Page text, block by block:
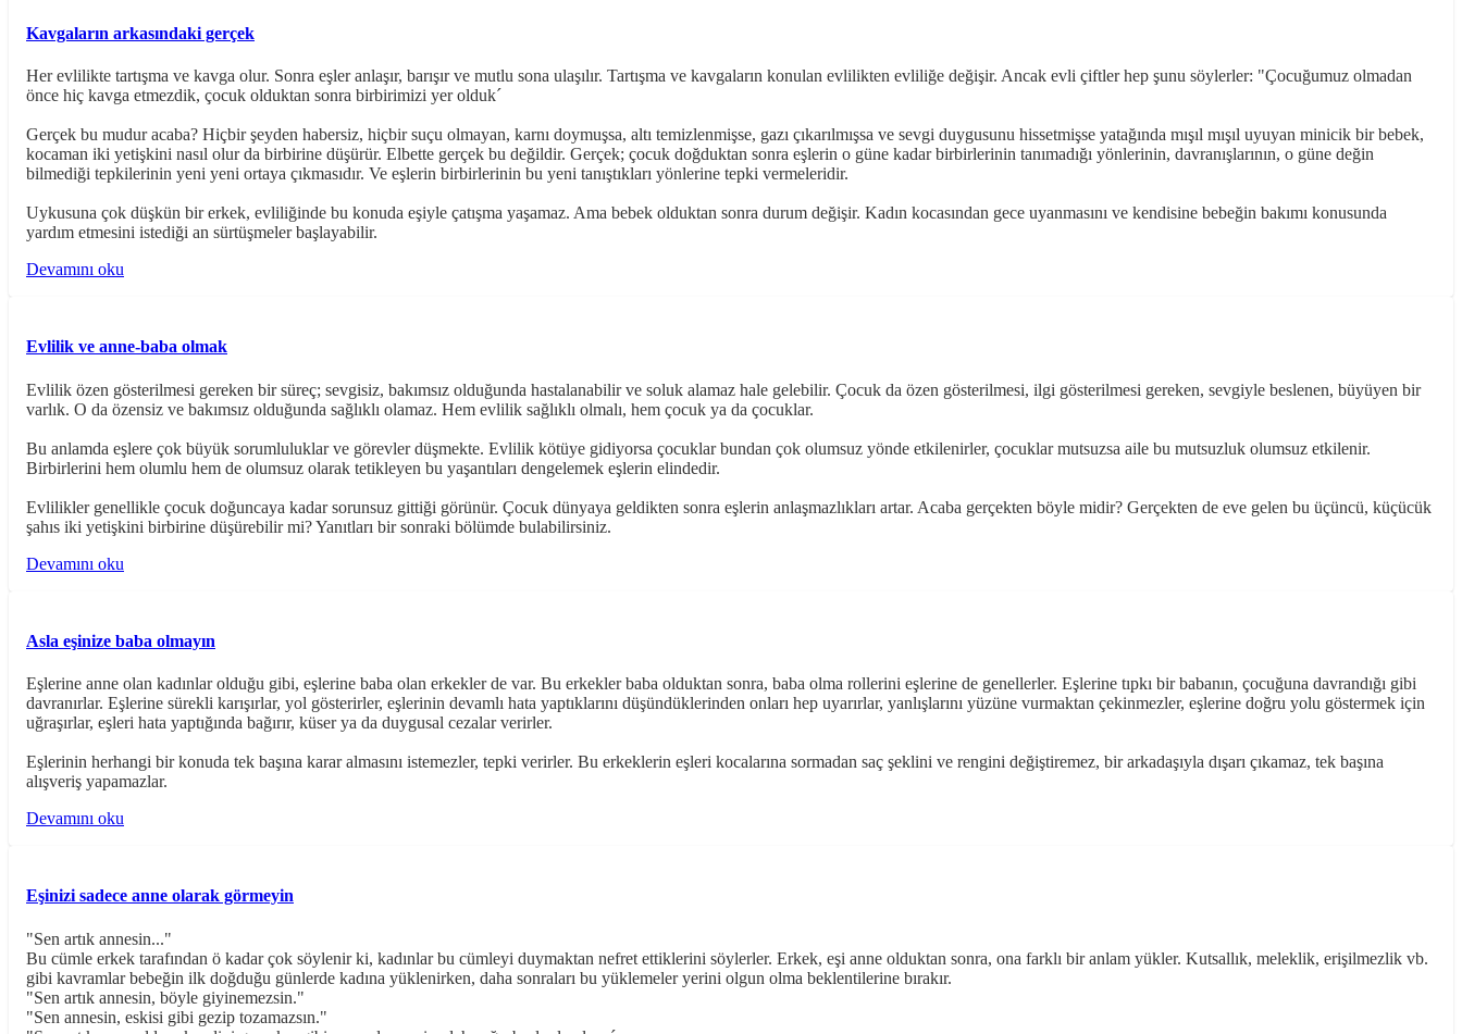
Kavgaların arkasındaki gerçek
Her evlilikte tartışma ve kavga olur. Sonra eşler anlaşır, barışır ve mutlu sona ulaşılır. Tartışma ve kavgaların konulan evlilikten evliliğe değişir. Ancak evli çiftler hep şunu söylerler: "Çocuğumuz olmadan
önce hiç kavga etmezdik, çocuk olduktan sonra birbirimizi yer olduk´
Gerçek bu mudur acaba? Hiçbir şeyden habersiz, hiçbir suçu olmayan, karnı doymuşsa, altı temizlenmişse, gazı çıkarılmışsa ve sevgi duygusunu hissetmişse yatağında mışıl mışıl uyuyan minicik bir bebek,
kocaman iki yetişkini nasıl olur da birbirine düşürür. Elbette gerçek bu değildir. Gerçek; çocuk doğduktan sonra eşlerin o güne kadar birbirlerinin tanımadığı yönlerinin, davranışlarının, o güne değin
bilmediği tepkilerinin yeni yeni ortaya çıkmasıdır. Ve eşlerin birbirlerinin bu yeni tanıştıkları yönlerine tepki vermeleridir.
Uykusuna çok düşkün bir erkek, evliliğinde bu konuda eşiyle çatışma yaşamaz. Ama bebek olduktan sonra durum değişir. Kadın kocasından gece uyanmasını ve kendisine bebeğin bakımı konusunda
yardım etmesini istediği an sürtüşmeler başlayabilir.
Devamını oku
Evlilik ve anne-baba olmak
Evlilik özen gösterilmesi gereken bir süreç; sevgisiz, bakımsız olduğunda hastalanabilir ve soluk alamaz hale gelebilir. Çocuk da özen gösterilmesi, ilgi gösterilmesi gereken, sevgiyle beslenen, büyüyen bir
varlık. O da özensiz ve bakımsız olduğunda sağlıklı olamaz. Hem evlilik sağlıklı olmalı, hem çocuk ya da çocuklar.
Bu anlamda eşlere çok büyük sorumluluklar ve görevler düşmekte. Evlilik kötüye gidiyorsa çocuklar bundan çok olumsuz yönde etkilenirler, çocuklar mutsuzsa aile bu mutsuzluk olumsuz etkilenir.
Birbirlerini hem olumlu hem de olumsuz olarak tetikleyen bu yaşantıları dengelemek eşlerin elindedir.
Evlilikler genellikle çocuk doğuncaya kadar sorunsuz gittiği görünür. Çocuk dünyaya geldikten sonra eşlerin anlaşmazlıkları artar. Acaba gerçekten böyle midir? Gerçekten de eve gelen bu üçüncü, küçücük
şahıs iki yetişkini birbirine düşürebilir mi? Yanıtları bir sonraki bölümde bulabilirsiniz.
Devamını oku
Asla eşinize baba olmayın
Eşlerine anne olan kadınlar olduğu gibi, eşlerine baba olan erkekler de var. Bu erkekler baba olduktan sonra, baba olma rollerini eşlerine de genellerler. Eşlerine tıpkı bir babanın, çocuğuna davrandığı gibi
davranırlar. Eşlerine sürekli karışırlar, yol gösterirler, eşlerinin devamlı hata yaptıklarını düşündüklerinden onları hep uyarırlar, yanlışlarını yüzüne vurmaktan çekinmezler, eşlerine doğru yolu göstermek için
uğraşırlar, eşleri hata yaptığında bağırır, küser ya da duygusal cezalar verirler.
Eşlerinin herhangi bir konuda tek başına karar almasını istemezler, tepki verirler. Bu erkeklerin eşleri kocalarına sormadan saç şeklini ve rengini değiştiremez, bir arkadaşıyla dışarı çıkamaz, tek başına
alışveriş yapamazlar.
Devamını oku
Eşinizi sadece anne olarak görmeyin
"Sen artık annesin..."
Bu cümle erkek tarafından ö kadar çok söylenir ki, kadınlar bu cümleyi duymaktan nefret ettiklerini söylerler. Erkek, eşi anne olduktan sonra, ona farklı bir anlam yükler. Kutsallık, meleklik, erişilmezlik vb.
gibi kavramlar bebeğin ilk doğduğu günlerde kadına yüklenirken, daha sonraları bu yüklemeler yerini olgun olma beklentilerine bırakır.
"Sen artık annesin, böyle giyinemezsin."
"Sen annesin, eskisi gibi gezip tozamazsın."